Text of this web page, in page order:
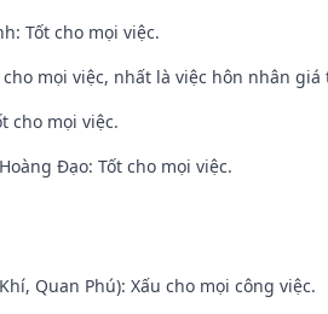
Tốt cho mọi việc.
cho mọi việc, nhất là việc hôn nhân
cho mọi việc.
Đạo: Tốt cho mọi việc.
Quan Phú): Xấu cho mọi công việc.